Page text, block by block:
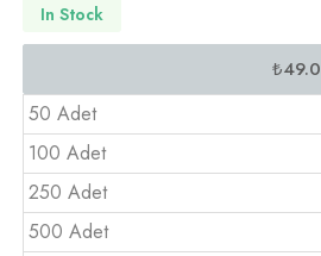
In Stock
50 Adet
100 Adet
250 Adet
500 Adet